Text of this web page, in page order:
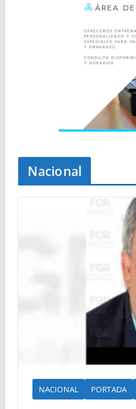
Nacional
NACIONAL PORTADA